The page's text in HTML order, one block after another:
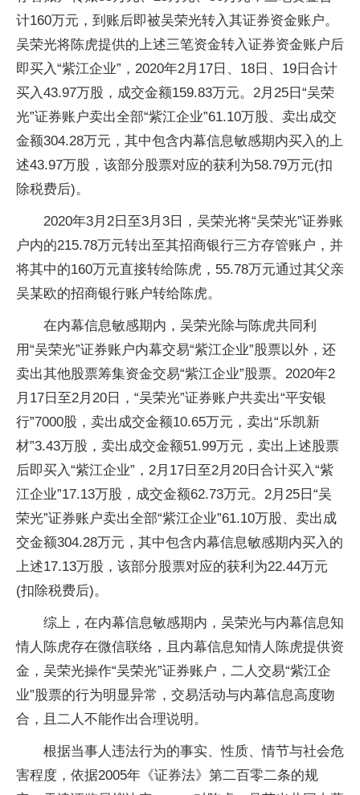
计160万元，到账后即被吴荣光转入其证券资金账户。
吴荣光将陈虎提供的上述三笔资金转入证券资金账户后
即买入“紫江企业”，2020年2月17日、18日、19日合计
买入43.97万股，成交金额159.83万元。2月25日“吴荣
光”证券账户卖出全部“紫江企业”61.10万股、卖出成交
金额304.28万元，其中包含内幕信息敏感期内买入的上
述43.97万股，该部分股票对应的获利为58.79万元(扣
除税费后)。
2020年3月2日至3月3日，吴荣光将“吴荣光”证券账
户内的215.78万元转出至其招商银行三方存管账户，并
将其中的160万元直接转给陈虎，55.78万元通过其父亲
吴某欧的招商银行账户转给陈虎。
在内幕信息敏感期内，吴荣光除与陈虎共同利
用“吴荣光”证券账户内幕交易“紫江企业”股票以外，还
卖出其他股票筹集资金交易“紫江企业”股票。2020年2
月17日至2月20日，“吴荣光”证券账户共卖出“平安银
行”7000股，卖出成交金额10.65万元，卖出“乐凯新
材”3.43万股，卖出成交金额51.99万元，卖出上述股票
后即买入“紫江企业”，2月17日至2月20日合计买入“紫
江企业”17.13万股，成交金额62.73万元。2月25日“吴
荣光”证券账户卖出全部“紫江企业”61.10万股、卖出成
交金额304.28万元，其中包含内幕信息敏感期内买入的
上述17.13万股，该部分股票对应的获利为22.44万元
(扣除税费后)。
综上，在内幕信息敏感期内，吴荣光与内幕信息知
情人陈虎存在微信联络，且内幕信息知情人陈虎提供资
金，吴荣光操作“吴荣光”证券账户，二人交易“紫江企
业”股票的行为明显异常，交易活动与内幕信息高度吻
合，且二人不能作出合理说明。
根据当事人违法行为的事实、性质、情节与社会危
害程度，依据2005年《证券法》第二百零二条的规